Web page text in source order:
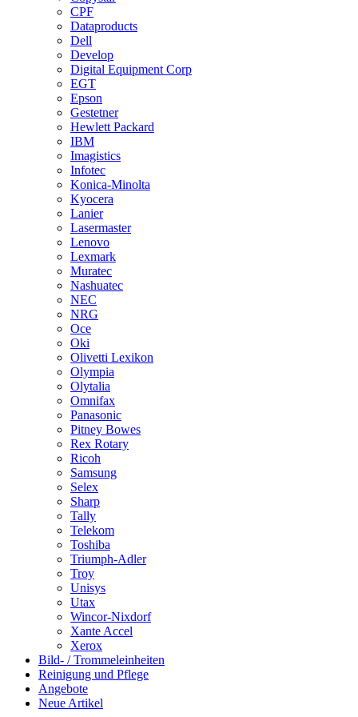
CPF
Dataproducts
Dell
Develop
Digital Equipment Corp
EGT
Epson
Gestetner
Hewlett Packard
IBM
Imagistics
Infotec
Konica-Minolta
Kyocera
Lanier
Lasermaster
Lenovo
Lexmark
Muratec
Nashuatec
NEC
NRG
Oce
Oki
Olivetti Lexikon
Olympia
Olytalia
Omnifax
Panasonic
Pitney Bowes
Rex Rotary
Ricoh
Samsung
Selex
Sharp
Tally
Telekom
Toshiba
Triumph-Adler
Troy
Unisys
Utax
Wincor-Nixdorf
Xante Accel
Xerox
Bild- / Trommeleinheiten
Reinigung und Pflege
Angebote
Neue Artikel